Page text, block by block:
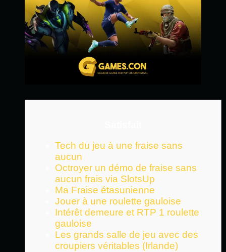
Tech du jeu à une fraise sans
aucun
Octroyer un démo de fraise sans
aucun frais via SlotsUp
Ma Fraise étasunienne
Jouer à une roulette gauloise
Intérêt demeure et RTP 1 roulette
gauloise
Les grands salle de jeu avec des
croupiers véritables (Irlande)